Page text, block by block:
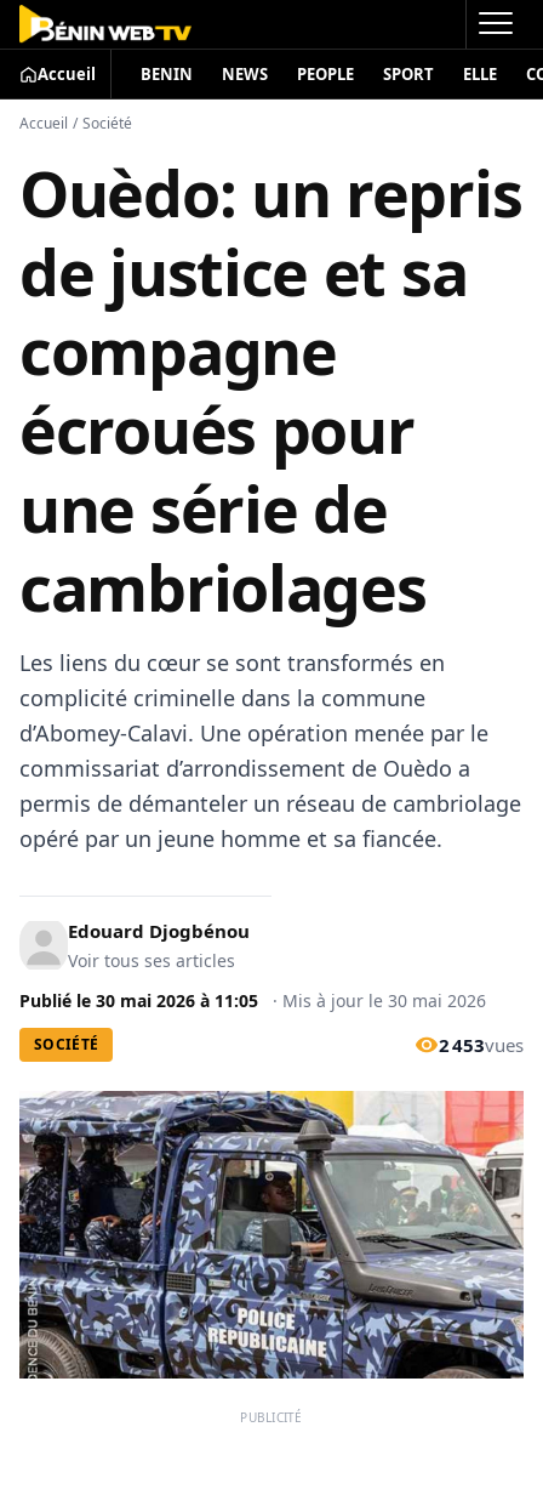
Accueil BENIN NEWS PEOPLE SPORT ELLE
Accueil / Société
Ouèdo: un repris
de justice et sa
compagne
écroués pour
une série de
cambriolages
​Les liens du cœur se sont transformés en
complicité criminelle dans la commune
d’Abomey-Calavi. Une opération menée par le
commissariat d’arrondissement de Ouèdo a
permis de démanteler un réseau de cambriolage
opéré par un jeune homme et sa fiancée.
Edouard Djogbénou
Voir tous ses articles
Publié le 30 mai 2026 à 11:05 · Mis à jour le 30 mai 2026
SOCIÉTÉ 2 453vues
PUBLICITÉ